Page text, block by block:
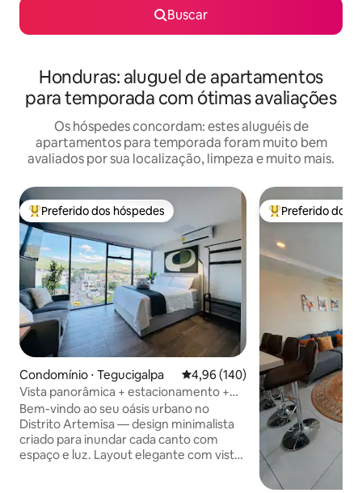
Buscar
Honduras: aluguel de apartamentos
para temporada com ótimas avaliações
Os hóspedes concordam: estes aluguéis de
apartamentos para temporada foram muito bem
avaliados por sua localização, limpeza e muito mais.
Entre os melhores preferidos dos hóspedes
Preferido dos hóspedes
Condomínio ⋅ Tegucigalpa 4,96 de uma avaliação média de
4,96 (140)
Vista panorâmica + estacionamento +
Wi-Fi + segurança 24h
Bem-vindo ao seu oásis urbano no
Distrito Artemisa — design minimalista
criado para inundar cada canto com
espaço e luz. Layout elegante com vista
Entre os
Preferido dos